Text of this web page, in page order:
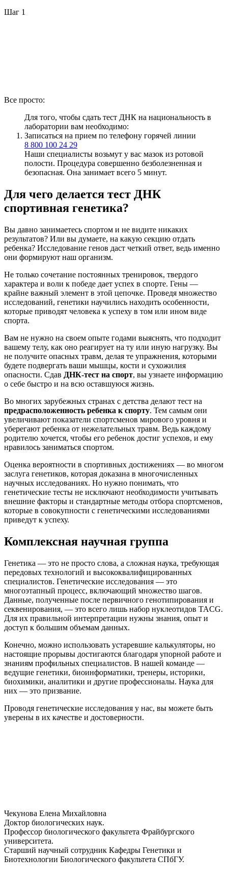
Шаг 1
Все просто:
Для того, чтобы сдать тест ДНК на национальность в
лаборатории вам необходимо:
Записаться на прием по телефону горячей линии
8 800 100 24 29
Наши специалисты возьмут у вас мазок из ротовой
полости. Процедура совершенно безболезненная и
безопасная. Она занимает всего 5 минут.
Для чего делается тест ДНК
спортивная генетика?
Вы давно занимаетесь спортом и не видите никаких
результатов? Или вы думаете, на какую секцию отдать
ребенка? Исследование генов даст четкий ответ, ведь именно
они формируют наш организм.
Не только сочетание постоянных тренировок, твердого
характера и воли к победе дает успех в спорте. Гены —
крайне важный элемент в этой цепочке. Проведя множество
исследований, генетики научились находить особенности,
которые приводят человека к успеху в том или ином виде
спорта.
Вам не нужно на своем опыте годами выяснять, что подходит
вашему телу, как оно реагирует на ту или иную нагрузку. Вы
не получите опасных травм, делая те упражнения, которыми
будете подвергать ваши мышцы, кости и сухожилия
опасности. Сдав ДНК-тест на спорт, вы узнаете информацию
о себе быстро и на всю оставшуюся жизнь.
Во многих зарубежных странах с детства делают тест на
предрасположенность ребенка к спорту. Тем самым они
увеличивают показатели спортсменов мирового уровня и
уберегают ребенка от нежелательных травм. Ведь каждому
родителю хочется, чтобы его ребенок достиг успехов, и ему
нравилось заниматься спортом.
Оценка вероятности в спортивных достижениях — во многом
заслуга генетиков, которая доказана в многочисленных
научных исследованиях. Но нужно понимать, что
генетические тесты не исключают необходимости учитывать
внешние факторы и стандартные методы отбора спортсменов,
которые в совокупности с генетическими исследованиями
приведут к успеху.
Комплексная научная группа
Генетика — это не просто слова, а сложная наука, требующая
передовых технологий и высококвалифицированных
специалистов. Генетические исследования — это
многоэтапный процесс, включающий множество шагов.
Данные, полученные после первичного генотипирования и
секвенирования, — это всего лишь набор нуклеотидов TACG.
Для их правильной интерпретации нужны знания, опыт и
доступ к большим объемам данных.
Конечно, можно использовать устаревшие калькуляторы, но
настоящие прорывы достигаются благодаря упорной работе и
знаниям профильных специалистов. В нашей команде —
ведущие генетики, биоинформатики, тренеры, историки,
биохимики, аналитики и другие профессионалы. Наука для
них — это призвание.
Проводя генетические исследования у нас, вы можете быть
уверены в их качестве и достоверности.
Чекунова Елена Михайловна
Доктор биологических наук.
Профессор биологического факультета Фрайбургского
университета.
Старший научный сотрудник Кафедры Генетики и
Биотехнологии Биологического факультета СПбГУ.